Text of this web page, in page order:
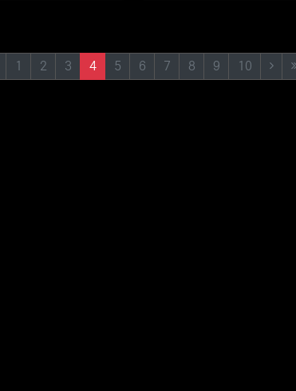
1 2 3 4(current)
5 6 7 8 9 10